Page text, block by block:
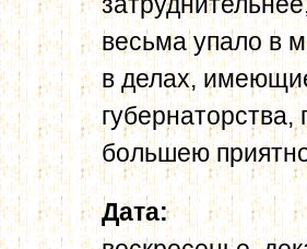
весьма упало в
в делах,
большею
Дата: